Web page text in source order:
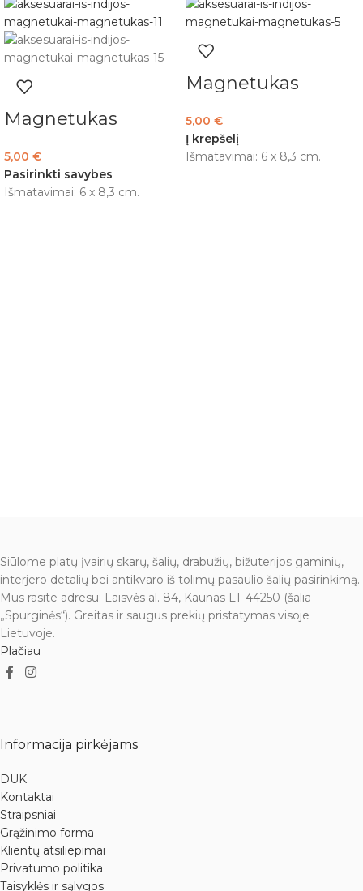
Magnetukas
5,00 €
Pasirinkti savybes
Išmatavimai: 6 x 8,3 cm.
Magnetukas
5,00 €
Į krepšelį
Išmatavimai: 6 x 8,3 cm.
Siūlome platų įvairių skarų, šalių, drabužių, bižuterijos gaminių,
interjero detalių bei antikvaro iš tolimų pasaulio šalių pasirinkimą.
Mus rasite adresu: Laisvės al. 84, Kaunas LT-44250 (šalia
„Spurginės“). Greitas ir saugus prekių pristatymas visoje
Lietuvoje.
Plačiau
Informacija pirkėjams
DUK
Kontaktai
Straipsniai
Grąžinimo forma
Klientų atsiliepimai
Privatumo politika
Taisyklės ir sąlygos